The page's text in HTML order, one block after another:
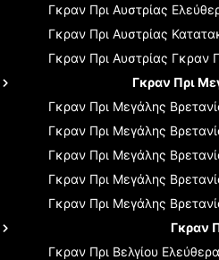
Γκραν Πρι Αυστρίας
Γκραν Πρι Αυστρίας
Γκραν Πρι Αυστρίας Γκραν
Γκραν Πρι
Γκραν Πρι Μεγάλης
Γκραν Πρι Μεγάλης
Γκραν Πρι Μεγάλης
Γκραν Πρι Μεγάλης
Γκραν Πρι Μεγάλης
Γκραν
Γκραν Πρι Βελγίου